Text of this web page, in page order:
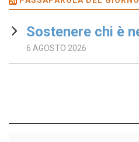
Sostenere chi è
6 AGOSTO 2026